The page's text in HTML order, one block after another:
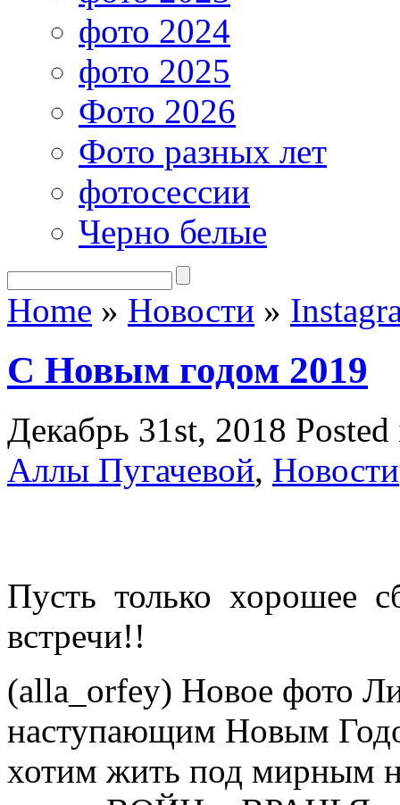
фото 2024
фото 2025
Фото 2026
Фото разных лет
фотосессии
Черно белые
Home » Новости »
С Новым годом 2019
Декабрь 31st, 2018
Аллы Пугачевой, Новости
Пусть только хорошее
встречи!!
(alla_orfey) Новое фото
наступающим Новым
хотим жить под мирным